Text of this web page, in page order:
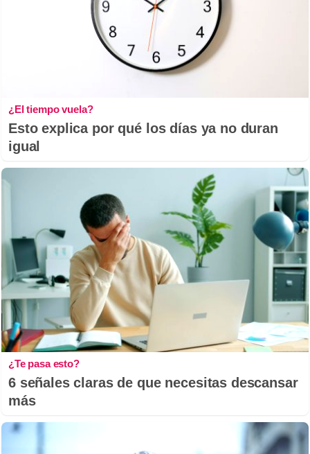
¿El tiempo vuela?
Esto explica por qué los días ya no duran
igual
¿Te pasa esto?
6 señales claras de que necesitas descansar
más